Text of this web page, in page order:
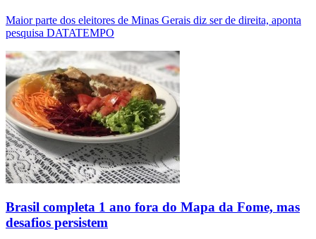
Maior parte dos eleitores de Minas Gerais diz ser de direita, aponta
pesquisa DATATEMPO
Brasil completa 1 ano fora do Mapa da Fome, mas
desafios persistem